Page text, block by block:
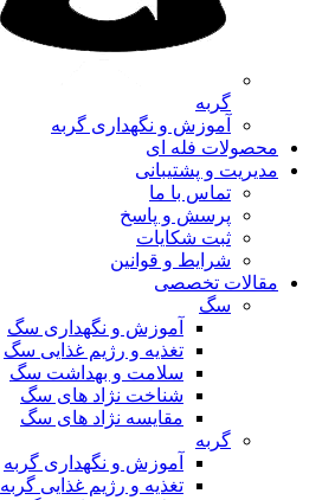
گربه
آموزش و نگهداری گربه
محصولات فله ای
مدیریت و پشتیبانی
تماس با ما
پرسش و پاسخ
ثبت شکایات
شرایط و قوانین
مقالات تخصصی
سگ
آموزش و نگهداری سگ
تغذیه و رژیم غذایی سگ
سلامت و بهداشت سگ
شناخت نژاد های سگ
مقایسه نژاد های سگ
گربه
آموزش و نگهداری گربه
تغذیه و رژیم غذایی گربه